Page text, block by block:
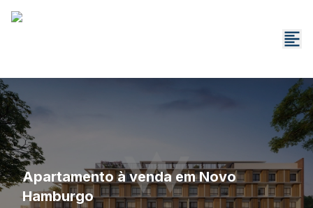
Apartamento à venda em Novo
Hamburgo